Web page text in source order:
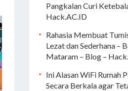
Pangkalan Curi
Hack.AC.ID
Rahasia Membuat
Lezat dan Sederhana –
Mataram – Blog –
Ini Alasan WiFi Rumah
Secara Berkala agar